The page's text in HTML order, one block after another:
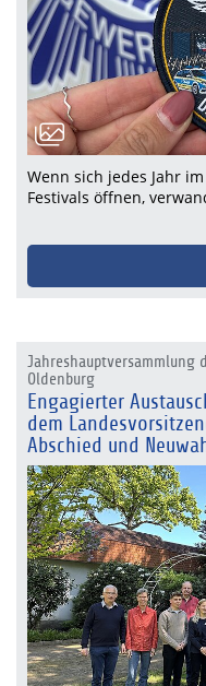
Wenn sich jedes Jahr
Festivals öffnen,
Jahreshauptversammlung
Oldenburg
Engagierter
dem
Abschied und